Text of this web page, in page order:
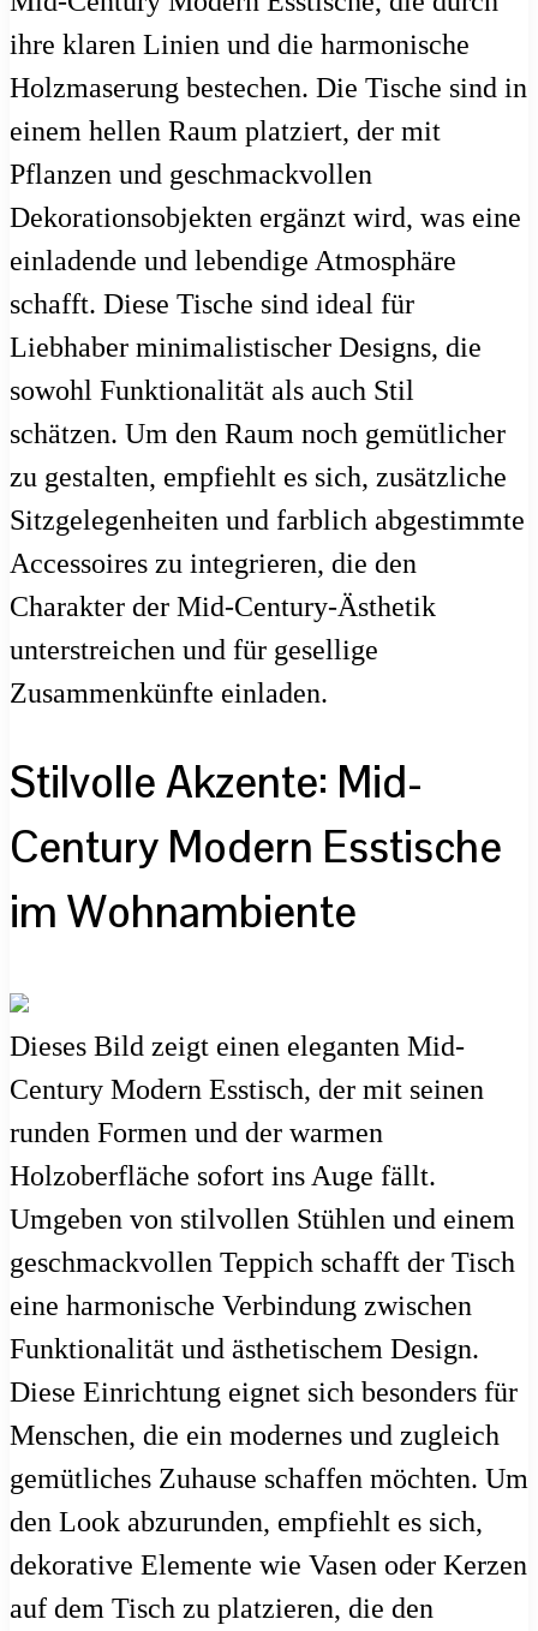
ihre klaren Linien und die harmonische
Holzmaserung bestechen. Die Tische sind in
einem hellen Raum platziert, der mit
Pflanzen und geschmackvollen
Dekorationsobjekten ergänzt wird, was eine
einladende und lebendige Atmosphäre
schafft. Diese Tische sind ideal für
Liebhaber minimalistischer Designs, die
sowohl Funktionalität als auch Stil
schätzen. Um den Raum noch gemütlicher
zu gestalten, empfiehlt es sich, zusätzliche
Sitzgelegenheiten und farblich abgestimmte
Accessoires zu integrieren, die den
Charakter der Mid-Century-Ästhetik
unterstreichen und für gesellige
Zusammenkünfte einladen.
Stilvolle Akzente: Mid-
Century Modern Esstische
im Wohnambiente
Dieses Bild zeigt einen eleganten Mid-
Century Modern Esstisch, der mit seinen
runden Formen und der warmen
Holzoberfläche sofort ins Auge fällt.
Umgeben von stilvollen Stühlen und einem
geschmackvollen Teppich schafft der Tisch
eine harmonische Verbindung zwischen
Funktionalität und ästhetischem Design.
Diese Einrichtung eignet sich besonders für
Menschen, die ein modernes und zugleich
gemütliches Zuhause schaffen möchten. Um
den Look abzurunden, empfiehlt es sich,
dekorative Elemente wie Vasen oder Kerzen
auf dem Tisch zu platzieren, die den